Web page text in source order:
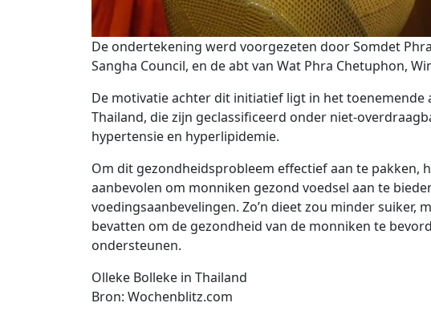
De ondertekening werd voorgezeten door Somdet
Sangha Council, en de abt van Wat Phra Chetuphon,
De motivatie achter dit initiatief ligt in het
Thailand, die zijn geclassificeerd onder niet-
hypertensie en hyperlipidemie.
Om dit gezondheidsprobleem effectief aan te pakken,
aanbevolen om monniken gezond voedsel aan te
voedingsaanbevelingen. Zo’n dieet zou minder
bevatten om de gezondheid van de monniken te
ondersteunen.
Olleke Bolleke in Thailand
Bron: Wochenblitz.com